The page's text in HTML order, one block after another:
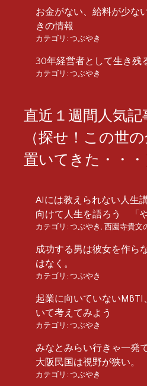
お金がない、給料が少な
きの情報
カテゴリ: つぶやき
30年経営者として生き残
カテゴリ: つぶやき
直近１週間人気
（探せ！この世
置いてきた・・・
AIには教えられない人生
向けて人生を語ろう 「や
カテゴリ: つぶやき , 西園寺貴文
成功する男は彼女を作ら
はなく。
カテゴリ: つぶやき
起業に向いていない
いて考えてみよう
カテゴリ: つぶやき
みなとみらい行きゃ一発
大阪民国は視野が狭い。
カテゴリ: つぶやき